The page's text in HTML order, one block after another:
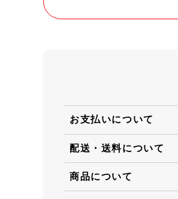
お支払いについて
配送・送料について
商品について